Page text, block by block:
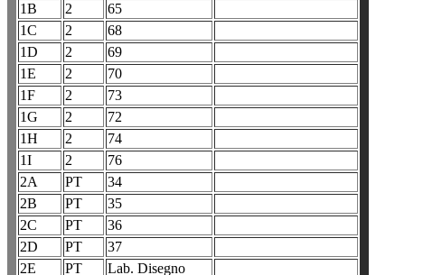
1B
2
65
1C
2
68
1D
2
69
1E
2
70
1F
2
73
1G
2
72
1H
2
74
1I
2
76
2A
PT
34
2B
PT
35
2C
PT
36
2D
PT
37
2E
PT Lab. Disegno